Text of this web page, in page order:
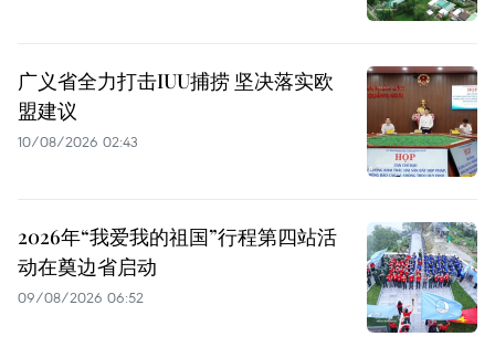
广义省全力打击IUU捕捞 坚决落实欧
盟建议
10/08/2026 02:43
2026年“我爱我的祖国”行程第四站活
动在奠边省启动
09/08/2026 06:52